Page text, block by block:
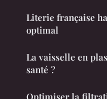
Literie française
optimal
La vaisselle en
santé ?